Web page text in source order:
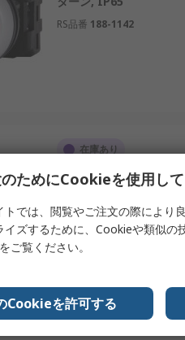
RS品番 188-1142
在庫あり
RS PRO RSEG プッシュ
ド, 22 mm, 丸型, 黒, ス
ターン, IP65
RS品番 188-1138
ためにCookieを使用し
トでは、閲覧やご注文の際により
イズするために、Cookieや類似の
ご覧ください。
Cookieを許可する